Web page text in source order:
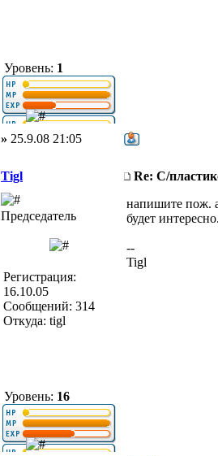
Уровень: 1
» 25.9.08 21:05
Tigl Re: С/
Председатель
Регистрация:
16.10.05
Сообщений: 314
Откуда: tigl
Уровень: 16
напишите пож.
будет
--
Tigl